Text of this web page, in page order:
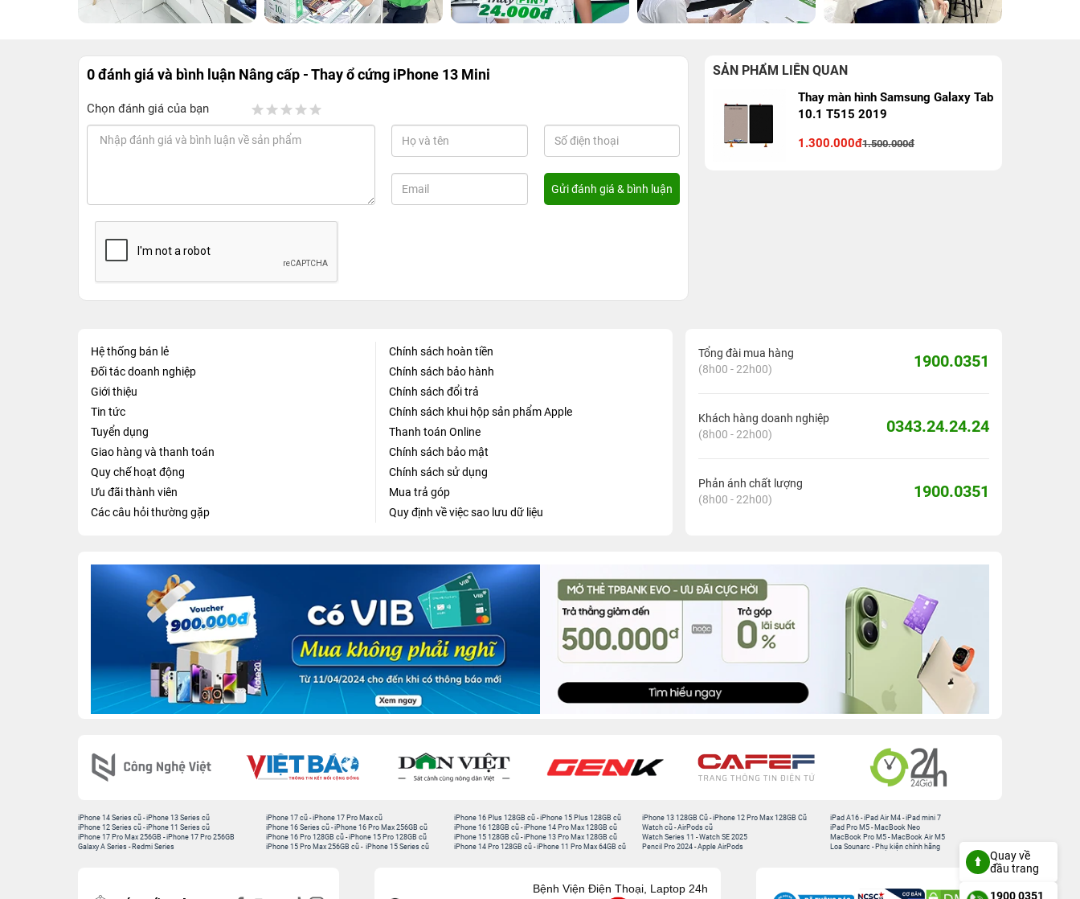
0 đánh giá và bình luận Nâng cấp - Thay ổ cứng iPhone 13 Mini
Chọn đánh giá của bạn
SẢN PHẨM LIÊN QUAN
Thay màn hình Samsung Galaxy Tab
10.1 T515 2019
1.300.000đ1.500.000đ
Hệ thống bán lẻ
Đối tác doanh nghiệp
Giới thiệu
Tin tức
Tuyển dụng
Giao hàng và thanh toán
Quy chế hoạt động
Ưu đãi thành viên
Các câu hỏi thường gặp
Chính sách hoàn tiền
Chính sách bảo hành
Chính sách đổi trả
Chính sách khui hộp sản phẩm Apple
Thanh toán Online
Chính sách bảo mật
Chính sách sử dụng
Mua trả góp
Quy định về việc sao lưu dữ liệu
Tổng đài mua hàng
(8h00 - 22h00)
1900.0351
Khách hàng doanh nghiệp
(8h00 - 22h00)
0343.24.24.24
Phản ánh chất lượng
(8h00 - 22h00)
1900.0351
iPhone 14 Series cũ -iPhone 13 Series cũ
iPhone 12 Series cũ -iPhone 11 Series cũ
iPhone 17 Pro Max 256GB -iPhone 17 Pro 256GB
Galaxy A Series - Redmi Series
iPhone 17 cũ -iPhone 17 Pro Max cũ
iPhone 16 Series cũ - iPhone 16 Pro Max 256GB cũ
iPhone 16 Pro 128GB cũ -iPhone 15 Pro 128GB cũ
iPhone 15 Pro Max 256GB cũ - iPhone 15 Series cũ
iPhone 16 Plus 128GB cũ -iPhone 15 Plus 128GB cũ
iPhone 16 128GB cũ -iPhone 14 Pro Max 128GB cũ
iPhone 15 128GB cũ -iPhone 13 Pro Max 128GB cũ
iPhone 14 Pro 128GB cũ -iPhone 11 Pro Max 64GB cũ
iPhone 13 128GB Cũ -iPhone 12 Pro Max 128GB Cũ
Watch cũ -AirPods cũ
Watch Series 11 -Watch SE 2025
Pencil Pro 2024 -Apple AirPods
iPad A16 -iPad Air M4 -iPad mini 7
iPad Pro M5 - MacBook Neo
MacBook Pro M5 - MacBook Air M5
Loa Sounarc - Phụ kiện chính hãng
Bệnh Viện Điện Thoại, Laptop 24h
Quay về
đầu trang
1900 0351